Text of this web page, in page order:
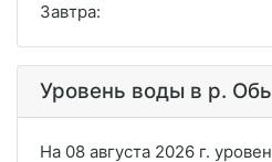
Завтра:
Уровень воды в р. Обь